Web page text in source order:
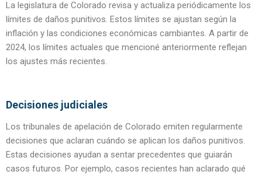
La legislatura de Colorado revisa y actualiza periódicamente los
límites de daños punitivos. Estos límites se ajustan según la
inflación y las condiciones económicas cambiantes. A partir de
2024, los límites actuales que mencioné anteriormente reflejan
los ajustes más recientes.
Decisiones judiciales
Los tribunales de apelación de Colorado emiten regularmente
decisiones que aclaran cuándo se aplican los daños punitivos.
Estas decisiones ayudan a sentar precedentes que guiarán
casos futuros. Por ejemplo, casos recientes han aclarado qué